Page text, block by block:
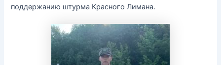
поддержанию штурма Красного Лимана.